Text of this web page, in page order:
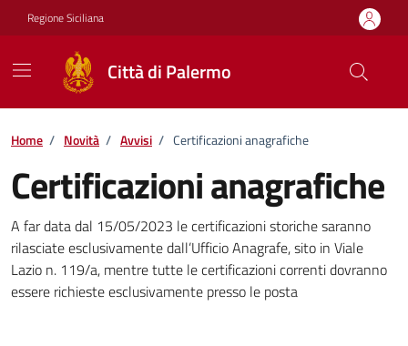
Vai ai contenuti
Vai al footer
Regione Siciliana
Città di Palermo
Home / Novità / Avvisi / Certificazioni anagrafiche
Certificazioni anagrafiche
Dettagli della notizia
A far data dal 15/05/2023 le certificazioni storiche saranno
rilasciate esclusivamente dall’Ufficio Anagrafe, sito in Viale
Lazio n. 119/a, mentre tutte le certificazioni correnti dovranno
essere richieste esclusivamente presso le posta